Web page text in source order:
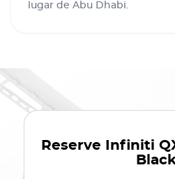
lugar de Abu Dhabi.
Reserve
Infiniti